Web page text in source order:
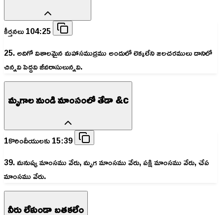
కీర్తనలు 104:25
25. అదిగో విశాలమైన మహాసముద్రము అందులో లెక్కలేని జలచరములు దానిలో
చిన్నవి పెద్దవి జీవరాసులున్నవి.
మృగాల నుండి మాంసంలో తేడా &c
1కొరిందీయులకు 15:39
39. మనుష్య మాంసము వేరు, మృగ మాంసము వేరు, పక్షి మాంసము వేరు, చేప
మాంసము వేరు.
నీరు లేకుండా బతకలేం